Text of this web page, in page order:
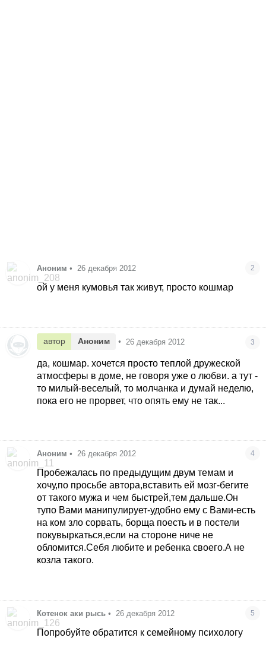
Аноним • 26 декабря 2012 2
ой у меня кумовья так живут, просто кошмар
автор Аноним • 26 декабря 2012 3
да, кошмар. хочется просто теплой дружеской
атмосферы в доме, не говоря уже о любви. а тут -
то милый-веселый, то молчанка и думай неделю,
пока его не прорвет, что опять ему не так...
Аноним • 26 декабря 2012 4
Пробежалась по предыдущим двум темам и
хочу,по просьбе автора,вставить ей мозг-бегите
от такого мужа и чем быстрей,тем дальше.Он
тупо Вами манипулирует-удобно ему с Вами-есть
на ком зло сорвать, борща поесть и в постели
покувыркаться,если на стороне ниче не
обломится.Себя любите и ребенка своего.А не
козла такого.
Котенок аки рысь • 26 декабря 2012 5
Попробуйте обратится к семейному психологу